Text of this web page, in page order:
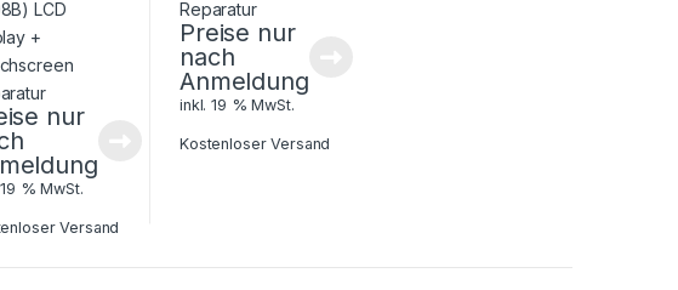
nur
% MwSt.
Versand
Preise nur
nach
Anmeldung
inkl. 19 % MwSt.
Kostenloser Versand